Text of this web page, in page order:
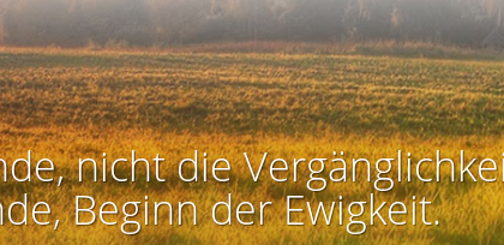
nicht die
Beginn der Ewigkeit.